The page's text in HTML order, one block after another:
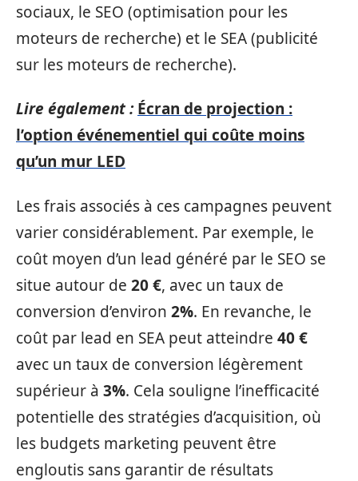
sociaux, le SEO (optimisation pour les
moteurs de recherche) et le SEA (publicité
sur les moteurs de recherche).
Lire également : Écran de projection :
l’option événementiel qui coûte moins
qu’un mur LED
Les frais associés à ces campagnes peuvent
varier considérablement. Par exemple, le
coût moyen d’un lead généré par le SEO se
situe autour de 20 €, avec un taux de
conversion d’environ 2%. En revanche, le
coût par lead en SEA peut atteindre 40 €
avec un taux de conversion légèrement
supérieur à 3%. Cela souligne l’inefficacité
potentielle des stratégies d’acquisition, où
les budgets marketing peuvent être
engloutis sans garantir de résultats